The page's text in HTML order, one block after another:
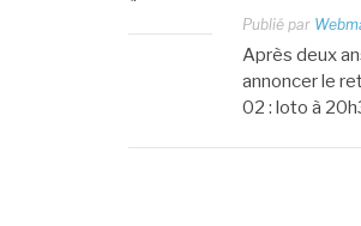
Publié par
Après deux
annoncer le
02 : loto à